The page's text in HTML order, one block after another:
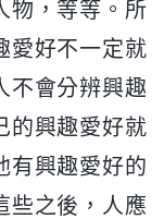
物，等等。所
愛好不一定就
不會分辨興趣
的興趣愛好就
有興趣愛好的
些之後，人應